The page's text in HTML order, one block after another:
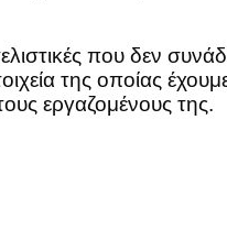
που δεν
της οποίας
εργαζομένους της.